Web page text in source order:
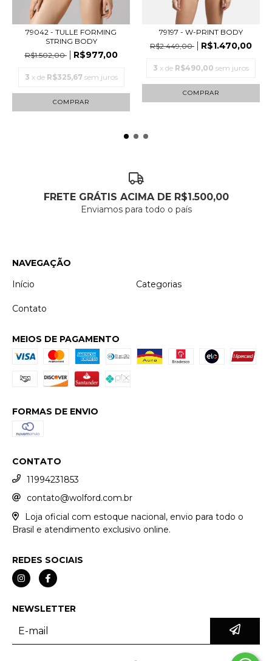
79042 - TULLE FORMING
STRING BODY
R$1.502,00
R$977,00
3 x de R$325,67 sem juros
COMPRAR
79197 - W-PRINT BODY
R$2.449,00
R$1.470,00
3 x de R$490,00 sem juros
COMPRAR
FRETE GRÁTIS ACIMA DE R$1.500,00
Enviamos para todo o país
NAVEGAÇÃO
Início
Categorias
Contato
MEIOS DE PAGAMENTO
FORMAS DE ENVIO
CONTATO
11994231853
contato@wolford.com.br
Loja oficial com estoque nacional, envio para todo o
Brasil e atendimento exclusivo online.
REDES SOCIAIS
NEWSLETTER